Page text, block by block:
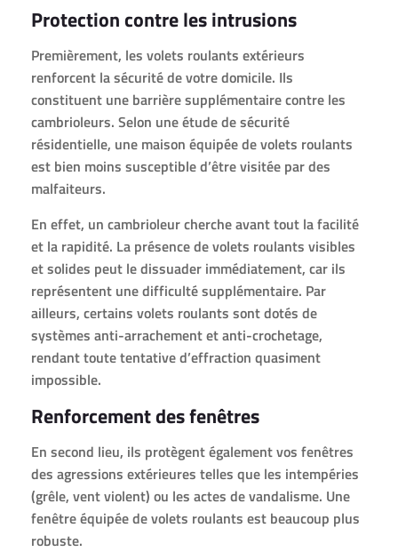
Protection contre les intrusions
Premièrement, les volets roulants extérieurs
renforcent la sécurité de votre domicile. Ils
constituent une barrière supplémentaire contre les
cambrioleurs. Selon une étude de sécurité
résidentielle, une maison équipée de volets roulants
est bien moins susceptible d’être visitée par des
malfaiteurs.
En effet, un cambrioleur cherche avant tout la facilité
et la rapidité. La présence de volets roulants visibles
et solides peut le dissuader immédiatement, car ils
représentent une difficulté supplémentaire. Par
ailleurs, certains volets roulants sont dotés de
systèmes anti-arrachement et anti-crochetage,
rendant toute tentative d’effraction quasiment
impossible.
Renforcement des fenêtres
En second lieu, ils protègent également vos fenêtres
des agressions extérieures telles que les intempéries
(grêle, vent violent) ou les actes de vandalisme. Une
fenêtre équipée de volets roulants est beaucoup plus
robuste.